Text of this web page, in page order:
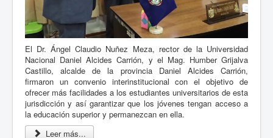
El Dr. Ángel Claudio Nuñez Meza, rector de la Universidad
Nacional Daniel Alcides Carrión, y el Mag. Humber Grijalva
Castillo, alcalde de la provincia Daniel Alcides Carrión,
firmaron un convenio interinstitucional con el objetivo de
ofrecer más facilidades a los estudiantes universitarios de esta
jurisdicción y así garantizar que los jóvenes tengan acceso a
la educación superior y permanezcan en ella.
Leer más...